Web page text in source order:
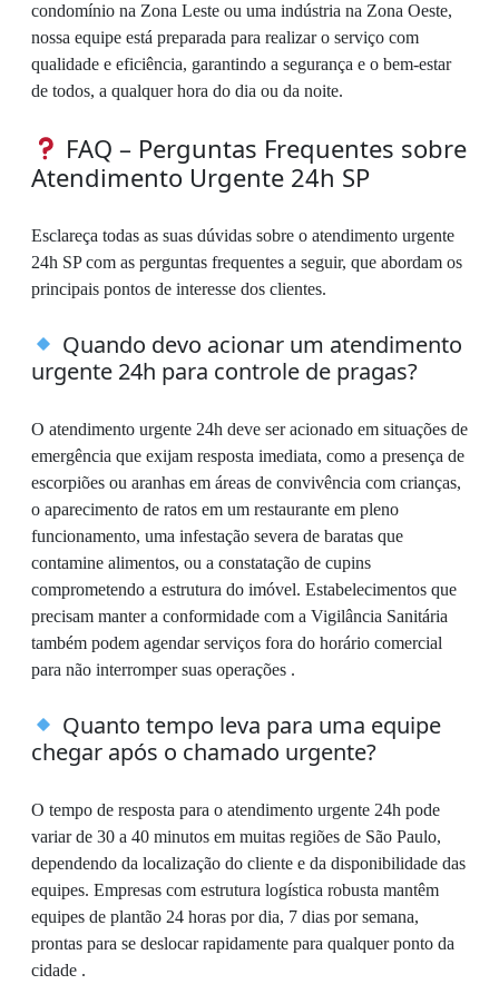
condomínio na Zona Leste ou uma indústria na Zona Oeste,
nossa equipe está preparada para realizar o serviço com
qualidade e eficiência, garantindo a segurança e o bem-estar
de todos, a qualquer hora do dia ou da noite.
FAQ – Perguntas Frequentes sobre
Atendimento Urgente 24h SP
Esclareça todas as suas dúvidas sobre o atendimento urgente
24h SP com as perguntas frequentes a seguir, que abordam os
principais pontos de interesse dos clientes.
Quando devo acionar um atendimento
urgente 24h para controle de pragas?
O atendimento urgente 24h deve ser acionado em situações de
emergência que exijam resposta imediata, como a presença de
escorpiões ou aranhas em áreas de convivência com crianças,
o aparecimento de ratos em um restaurante em pleno
funcionamento, uma infestação severa de baratas que
contamine alimentos, ou a constatação de cupins
comprometendo a estrutura do imóvel. Estabelecimentos que
precisam manter a conformidade com a Vigilância Sanitária
também podem agendar serviços fora do horário comercial
para não interromper suas operações .
Quanto tempo leva para uma equipe
chegar após o chamado urgente?
O tempo de resposta para o atendimento urgente 24h pode
variar de 30 a 40 minutos em muitas regiões de São Paulo,
dependendo da localização do cliente e da disponibilidade das
equipes. Empresas com estrutura logística robusta mantêm
equipes de plantão 24 horas por dia, 7 dias por semana,
prontas para se deslocar rapidamente para qualquer ponto da
cidade .